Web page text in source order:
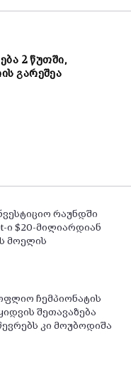
2 წუთში,
გარეშეა
რაუნდში
ი $20-მილიარდიან
მოელის
ჩემპიონატის
შეთავაზება
კი მოუბოდიშა